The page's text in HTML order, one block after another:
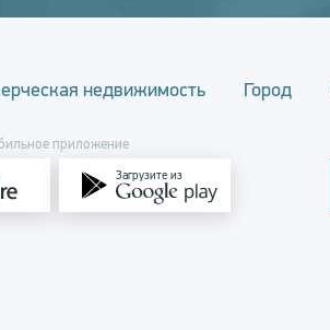
недвижимость Город
приложение
Загрузите из